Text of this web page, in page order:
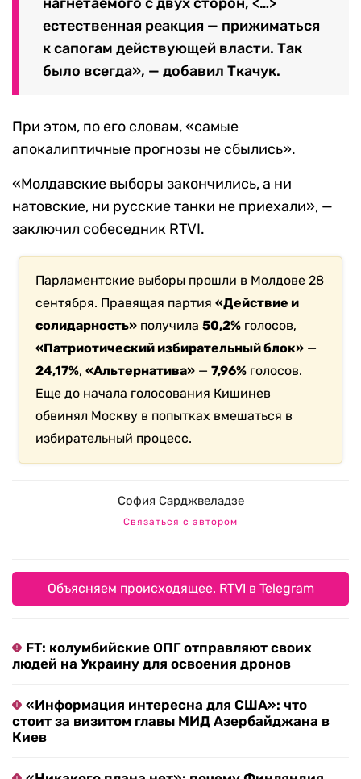
естественная реакция — прижиматься
к сапогам действующей власти. Так
было всегда», — добавил Ткачук.
При этом, по его словам, «самые
апокалиптичные прогнозы не сбылись».
«Молдавские выборы закончились, а ни
натовские, ни русские танки не приехали», —
заключил собеседник RTVI.
Парламентские выборы прошли в Молдове 28
сентября. Правящая партия«Действие и
солидарность» получила50,2% голосов,
«Патриотический избирательный блок» —
24,17%,«Альтернатива» —7,96% голосов.
Еще до начала голосования Кишинев
обвинял Москву в попытках вмешаться в
избирательный процесс.
София Сарджвеладзе
Связаться с автором
Объясняем происходящее. RTVI в Telegram
FT: колумбийские ОПГ отправляют своих
людей на Украину для освоения дронов
«Информация интересна для США»: что
стоит за визитом главы МИД Азербайджана в
Киев